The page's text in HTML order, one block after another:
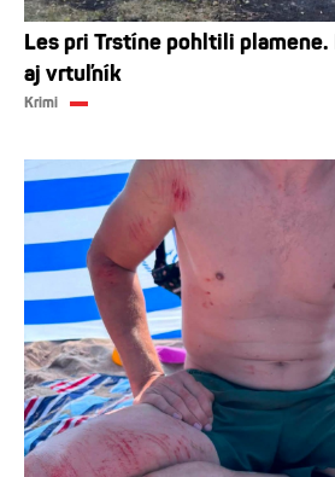
Les pri Trstíne pohltili plamene.
aj vrtuľník
Krimi